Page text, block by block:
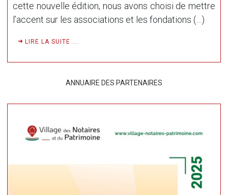
cette nouvelle édition, nous avons choisi de mettre
l’accent sur les associations et les fondations (…)
LIRE LA SUITE ...
ANNUAIRE DES PARTENAIRES